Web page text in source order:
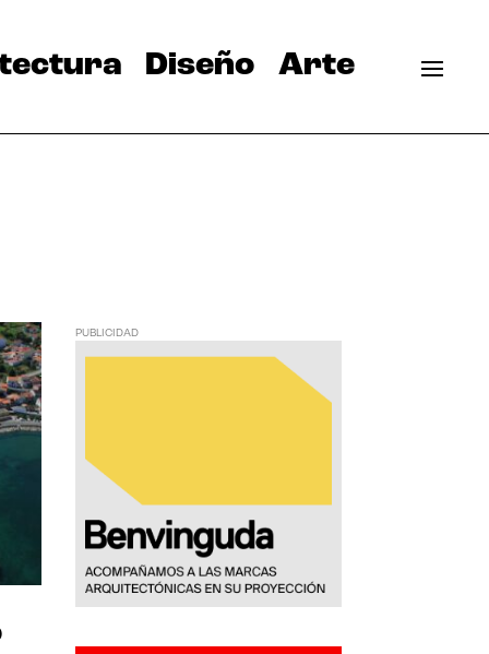
Diseño Arte
PUBLICIDAD